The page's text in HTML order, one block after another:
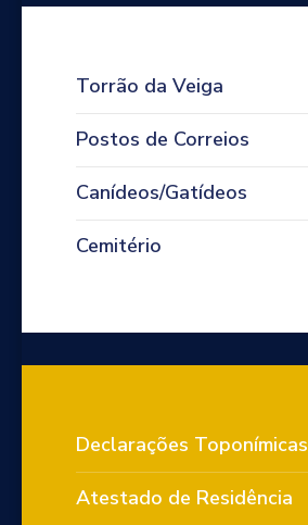
Torrão da Veiga
Postos de Correios
Canídeos/Gatídeos
Cemitério
Declarações Toponímicas
Atestado de Residência